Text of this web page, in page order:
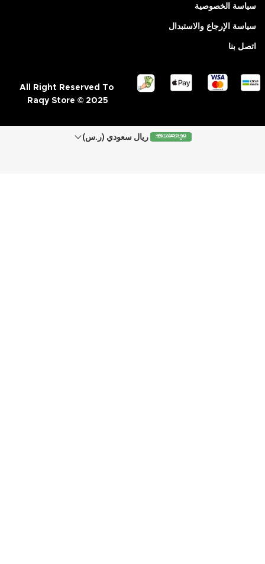
سياسة الخصوصية
سياسة الإرجاع والاستبدال
اتصل بنا
All Right Reserved To
Raqy Store © 2025
ريال سعودي (ر.س)